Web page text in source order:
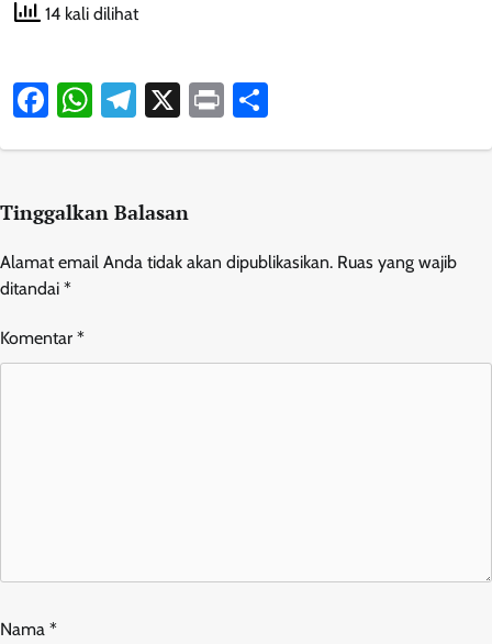
14 kali dilihat
Facebook
WhatsApp
Telegram
X Print
Tinggalkan Balasan
Alamat email Anda tidak akan dipublikasikan. Ruas yang wajib
ditandai *
Komentar *
Nama *